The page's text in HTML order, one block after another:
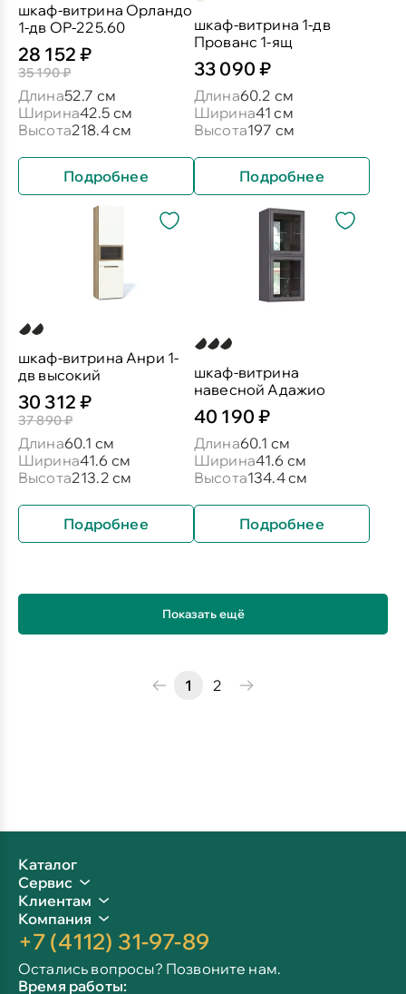
шкаф-витрина Орландо
1-дв ОР-225.60
28 152 ₽
35 190 ₽
Длина52.7 см
Ширина42.5 см
Высота218.4 см
Подробнее
шкаф-витрина 1-дв
Прованс 1-ящ
33 090 ₽
Длина60.2 см
Ширина41 см
Высота197 см
Подробнее
шкаф-витрина Анри 1-
дв высокий
30 312 ₽
37 890 ₽
Длина60.1 см
Ширина41.6 см
Высота213.2 см
Подробнее
шкаф-витрина
навесной Адажио
40 190 ₽
Длина60.1 см
Ширина41.6 см
Высота134.4 см
Подробнее
Показать ещё
1 2
Каталог
Сервис
Клиентам
Компания
+7 (4112) 31-97-89
Остались вопросы? Позвоните нам.
Время работы: